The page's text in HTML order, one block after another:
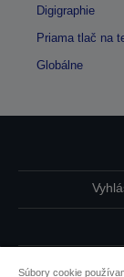
Digigraphie
Priama tlač na
Globálne
Súbory cookie